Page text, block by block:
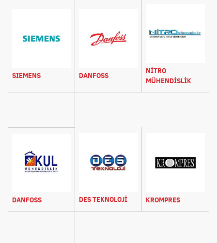
SIEMENS DANFOSS
NİTRO
MÜHENDİSLİK
DANFOSS DES TEKNOLOJİ KROMPRES